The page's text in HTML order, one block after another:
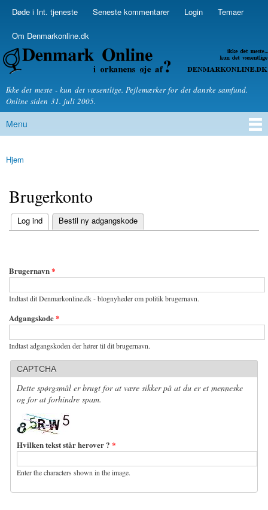
Skip to
Secondary menu
Døde i Int. tjeneste Seneste kommentarer Login Temaer
Om Denmarkonline.dk
Denmarkonline.dk - blognyheder om politik
Ikke det meste - kun det væsentlige. Pejlemærker for det danske samfund.
Online siden 31. juli 2005.
Main menu
Menu
You are here
Hjem
Brugerkonto
Primary tabs
Log ind
(active tab) Bestil ny adgangskode
Brugernavn*
Indtast dit Denmarkonline.dk - blognyheder om politik brugernavn.
Adgangskode*
Indtast adgangskoden der hører til dit brugernavn.
CAPTCHA
Dette spørgsmål er brugt for at være sikker på at du er et menneske
og for at forhindre spam.
Hvilken tekst står herover ? *
Enter the characters shown in the image.